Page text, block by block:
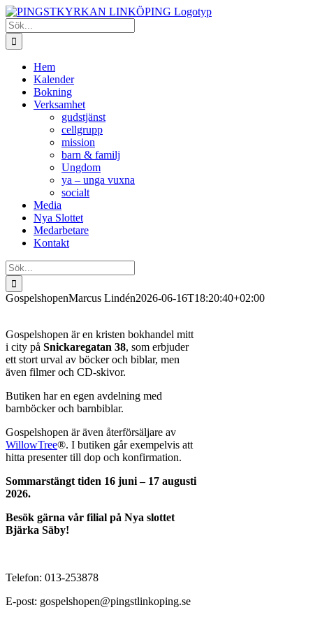
Fortsätt
till
innehållet
Sök
efter:
Hem
Kalender
Bokning
Verksamhet
gudstjänst
cellgrupp
mission
barn & familj
Ungdom
ya – unga vuxna
socialt
Media
Nya Slottet
Medarbetare
Kontakt
Sök
efter:
GospelshopenMarcus Lindén2026-06-16T18:20:40+02:00
Gospelshopen är en kristen bokhandel mitt
i city på Snickaregatan 38, som erbjuder
ett stort urval av böcker och biblar, men
även filmer och CD-skivor.
Butiken har en egen avdelning med
barnböcker och barnbiblar.
Gospelshopen är även återförsäljare av
WillowTree®. I butiken går exempelvis att
hitta presenter till dop och konfirmation.
Sommarstängt tiden 16 juni – 17 augusti
2026.
Besök gärna vår filial på Nya slottet
Bjärka Säby!
Telefon: 013-253878
E-post: gospelshopen@pingstlinkoping.se